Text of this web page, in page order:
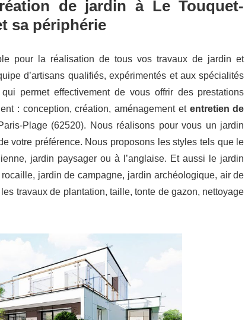
de jardin à Le Touquet-
sa périphérie
pour la réalisation de tous vos travaux de jardin et
d’artisans qualifiés, expérimentés et aux spécialités
permet effectivement de vous offrir des prestations
: conception, création, aménagement et entretien de
Plage (62520). Nous réalisons pour vous un jardin
votre préférence. Nous proposons les styles tels que le
jardin paysager ou à l’anglaise. Et aussi le jardin
jardin de campagne, jardin archéologique, air de
travaux de plantation, taille, tonte de gazon, nettoyage